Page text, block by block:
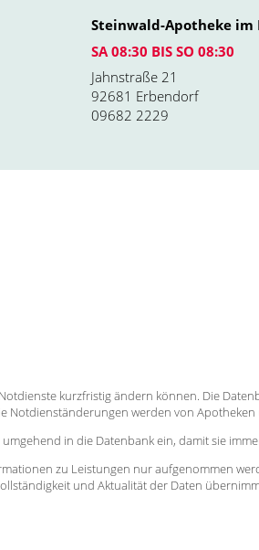
Steinwald-Apotheke im
SA 08:30 BIS SO 08:30
Jahnstraße 21
92681 Erbendorf
09682 2229
kurzfristig ändern können. Die
Notdienständerungen werden von
in die Datenbank ein, damit sie
zu Leistungen nur aufgenommen
und Aktualität der Daten